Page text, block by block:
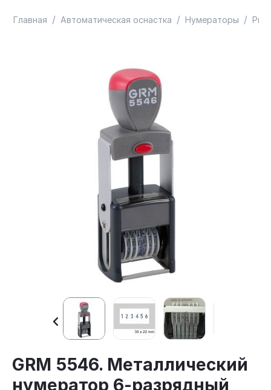
Главная / Автоматическая оснастка / Нумераторы /
GRM 5546. Металлический
нумератор 6-разрядный